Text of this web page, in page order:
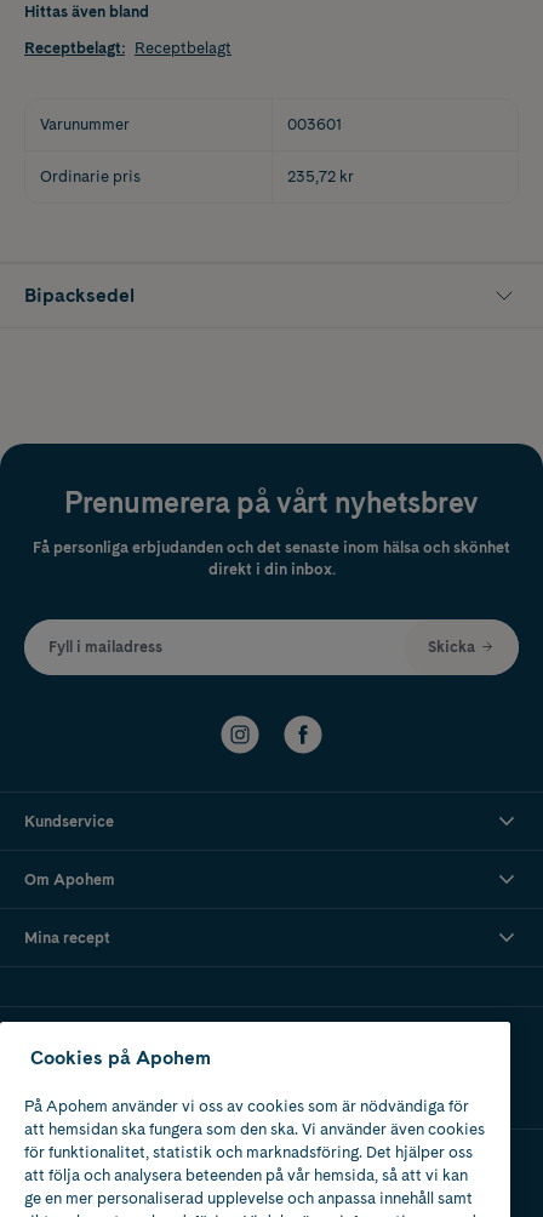
Hittas även bland
Receptbelagt: Receptbelagt
Varunummer 003601
Ordinarie pris 235,72 kr
Bipacksedel
Prenumerera på vårt nyhetsbrev
Få personliga erbjudanden och det senaste inom hälsa och skönhet
direkt i din inbox.
Fyll i mailadress Skicka
Kundservice
Om Apohem
Mina recept
Apotek med tillstånd
av Läkemedelsverket
Cookies på Apohem
På Apohem använder vi oss av cookies som är nödvändiga för
att hemsidan ska fungera som den ska. Vi använder även cookies
för funktionalitet, statistik och marknadsföring. Det hjälper oss
att följa och analysera beteenden på vår hemsida, så att vi kan
ge en mer personaliserad upplevelse och anpassa innehåll samt